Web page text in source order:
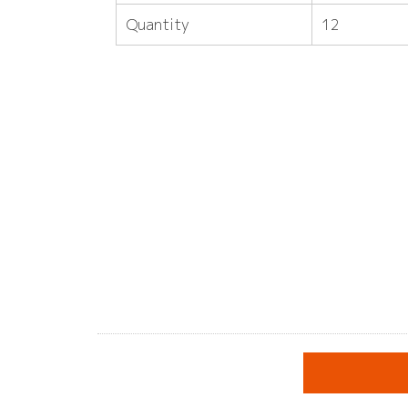
Quantity 12